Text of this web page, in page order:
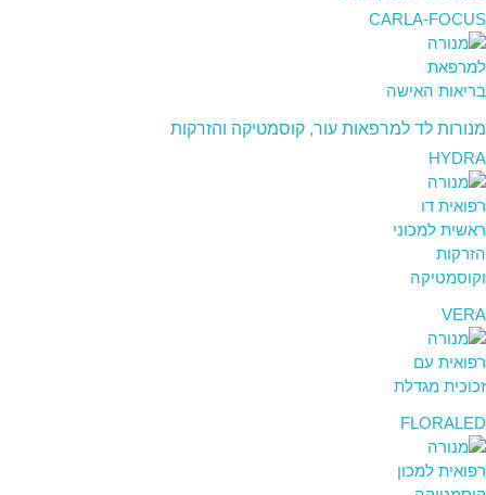
CARLA-FOCUS
מנורות לד למרפאות עור, קוסמטיקה והזרקות
HYDRA
VERA
FLORALED